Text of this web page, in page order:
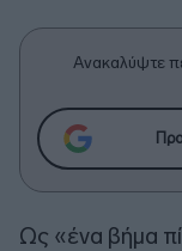
Ανακαλύψτε
Ως «ένα βήμα